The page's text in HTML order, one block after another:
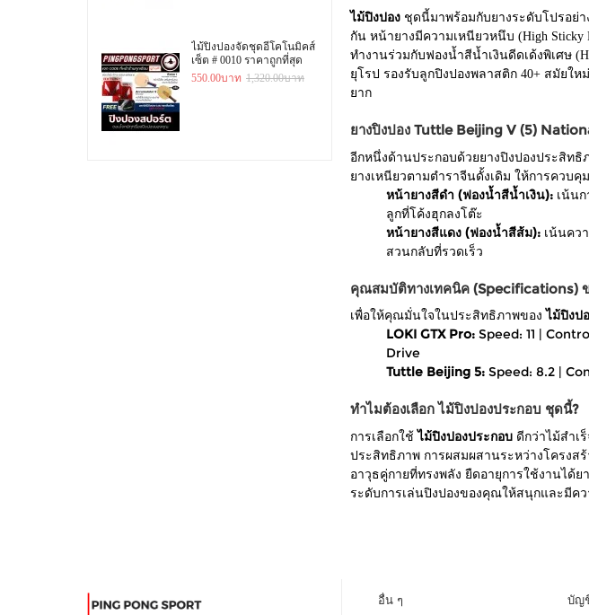
ไม้ปิงปองจัดชุดอีโคโนมิคส์
เซ็ต # 0010 ราคาถูกที่สุด
550.00บาท 1,320.00บาท
ไม้ปิงปองชุดนี้มาพร้อมกับยางระดับโปรอย่า
กัน หน้ายางมีความเหนียวหนึบ (High
ทำงานร่วมกับฟองน้ำสีน้ำเงินดีดเด้งพิเศษ
ยุโรป รองรับลูกปิงปองพลาสติก 40+ สมัยใ
ยาก
ยางปิงปอง Tuttle Beijing V (5)
อีกหนึ่งด้านประกอบด้วยยางปิงปองประสิทธิ
ยางเหนียวตามตำราจีนดั้งเดิม ให้การควบ
หน้ายางสีดำ (ฟองน้ำสีน้ำเงิน):เน้นก
ลูกที่โค้งฮุกลงโต๊ะ
หน้ายางสีแดง (ฟองน้ำสีส้ม):เน้นควา
สวนกลับที่รวดเร็ว
คุณสมบัติทางเทคนิค (Specifications) ข
เพื่อให้คุณมั่นใจในประสิทธิภาพของ ไม้ปิงป
LOKI GTX Pro:Speed: 11 |
Drive
Tuttle Beijing 5:Speed: 8.2 |
ทำไมต้องเลือก ไม้ปิงปองประกอบ ชุดนี้?
การเลือกใช้ ไม้ปิงปองประกอบดีกว่าไม้สำเ
ประสิทธิภาพ การผสมผสานระหว่างโครงสร้
อาวุธคู่กายที่ทรงพลัง ยืดอายุการใช้งานได้
ระดับการเล่นปิงปองของคุณให้สนุกและมีค
อื่น ๆ บัญ